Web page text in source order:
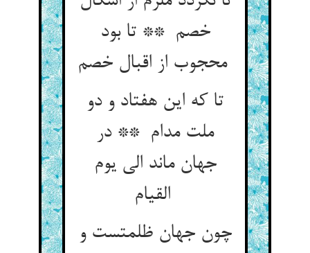
خصم ** تا بود
محجوب از اقبال خصم
تا که این هفتاد و دو
ملت مدام ** در
جهان ماند الی یوم
چون جهان ظلمتست و